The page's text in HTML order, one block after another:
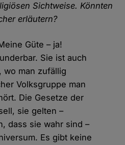
Sichtweise. Könnten
erläutern?
Güte – ja!
Sie ist auch
wo man zufällig
Volksgruppe man
Die Gesetze der
sie gelten –
dass sie wahr sind –
Es gibt keine